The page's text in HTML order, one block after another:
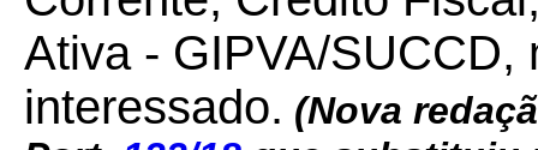
Ativa - GIPVA/SUCCD,
interessado. (Nova